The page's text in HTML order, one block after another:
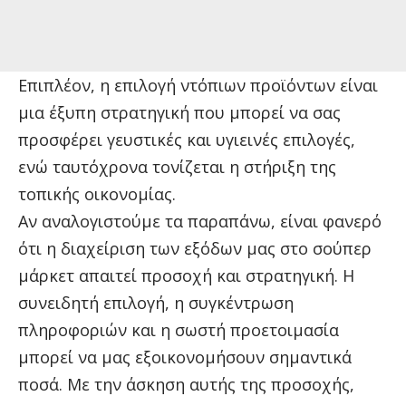
Επιπλέον, η επιλογή ντόπιων προϊόντων είναι
μια έξυπη στρατηγική που μπορεί να σας
προσφέρει γευστικές και υγιεινές επιλογές,
ενώ ταυτόχρονα τονίζεται η στήριξη της
τοπικής οικονομίας.
Αν αναλογιστούμε τα παραπάνω, είναι φανερό
ότι η διαχείριση των εξόδων μας στο σούπερ
μάρκετ απαιτεί προσοχή και στρατηγική. Η
συνειδητή επιλογή, η συγκέντρωση
πληροφοριών και η σωστή προετοιμασία
μπορεί να μας εξοικονομήσουν σημαντικά
ποσά. Με την άσκηση αυτής της προσοχής,